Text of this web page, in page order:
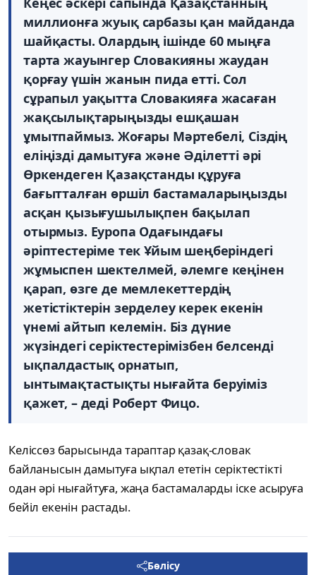
миллионға жуық сарбазы қан майданда
шайқасты. Олардың ішінде 60 мыңға
тарта жауынгер Словакияны жаудан
қорғау үшін жанын пида етті. Сол
сұрапыл уақытта Словакияға жасаған
жақсылықтарыңызды ешқашан
ұмытпаймыз. Жоғары Мәртебелі, Сіздің
еліңізді дамытуға және Әділетті әрі
Өркендеген Қазақстанды құруға
бағытталған өршіл бастамаларыңызды
асқан қызығушылықпен бақылап
отырмыз. Еуропа Одағындағы
әріптестеріме тек Ұйым шеңберіндегі
жұмыспен шектелмей, әлемге кеңінен
қарап, өзге де мемлекеттердің
жетістіктерін зерделеу керек екенін
үнемі айтып келемін. Біз дүние
жүзіндегі серіктестерімізбен белсенді
ықпалдастық орнатып,
ынтымақтастықты нығайта беруіміз
қажет, – деді Роберт Фицо.
Келіссөз барысында тараптар қазақ-словак
байланысын дамытуға ықпал ететін серіктестікті
одан әрі нығайтуға, жаңа бастамаларды іске асыруға
бейіл екенін растады.
Бөлісу